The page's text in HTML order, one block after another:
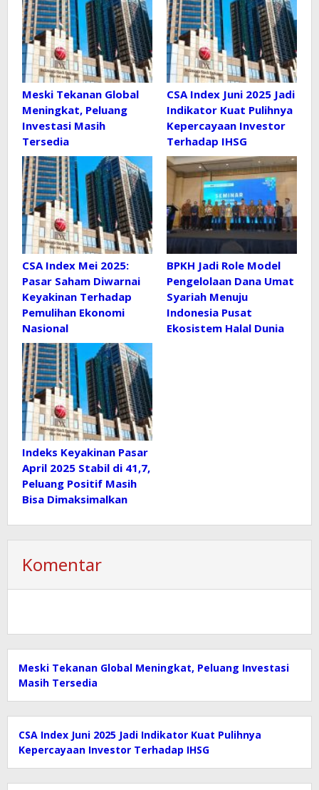
Meski Tekanan Global
Meningkat, Peluang
Investasi Masih
Tersedia
CSA Index Juni 2025 Jadi
Indikator Kuat Pulihnya
Kepercayaan Investor
Terhadap IHSG
CSA Index Mei 2025:
Pasar Saham Diwarnai
Keyakinan Terhadap
Pemulihan Ekonomi
Nasional
BPKH Jadi Role Model
Pengelolaan Dana Umat
Syariah Menuju
Indonesia Pusat
Ekosistem Halal Dunia
Indeks Keyakinan Pasar
April 2025 Stabil di 41,7,
Peluang Positif Masih
Bisa Dimaksimalkan
Komentar
Meski Tekanan Global Meningkat, Peluang Investasi
Masih Tersedia
CSA Index Juni 2025 Jadi Indikator Kuat Pulihnya
Kepercayaan Investor Terhadap IHSG